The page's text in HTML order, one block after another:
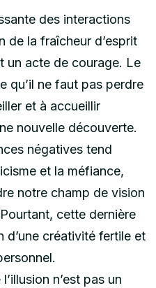
des interactions
de la fraîcheur d’esprit
un acte de courage. Le
qu’il ne faut pas perdre
et à accueillir
nouvelle découverte.
négatives tend
et la méfiance,
notre champ de vision
cette dernière
d’une créativité fertile et
n’est pas un